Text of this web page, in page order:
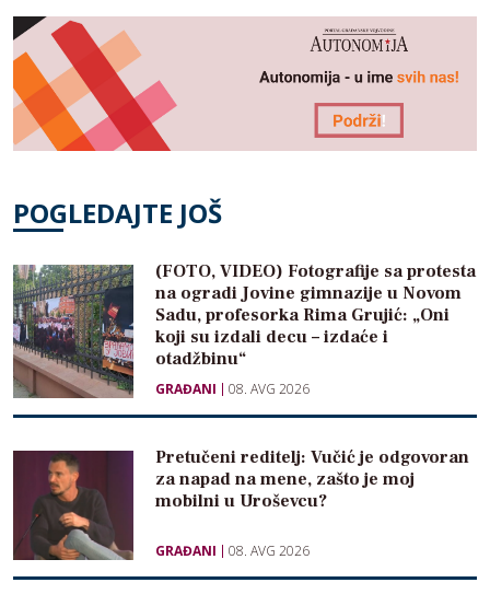
POGLEDAJTE JOŠ
(FOTO, VIDEO) Fotografije sa protesta
na ogradi Jovine gimnazije u Novom
Sadu, profesorka Rima Grujić: „Oni
koji su izdali decu – izdaće i
otadžbinu“
GRAĐANI 08. AVG 2026
Pretučeni reditelj: Vučić je odgovoran
za napad na mene, zašto je moj
mobilni u Uroševcu?
GRAĐANI 08. AVG 2026